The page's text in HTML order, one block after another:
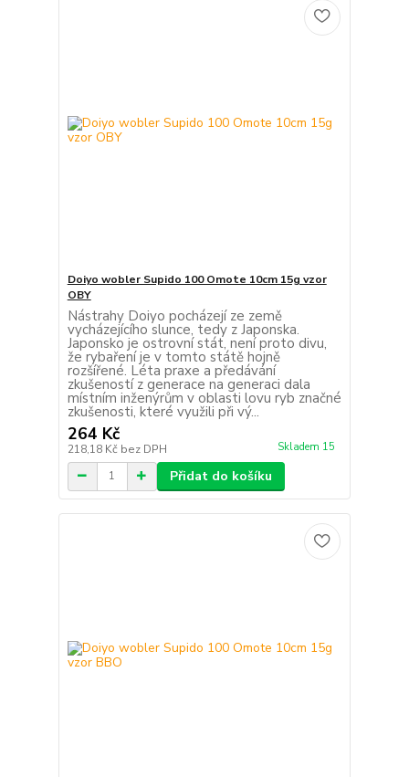
Doiyo wobler Supido 100 Omote 10cm 15g vzor
OBY
Nástrahy Doiyo pocházejí ze země
vycházejícího slunce, tedy z Japonska.
Japonsko je ostrovní stát, není proto divu,
že rybaření je v tomto státě hojně
rozšířené. Léta praxe a předávání
zkušeností z generace na generaci dala
místním inženýrům v oblasti lovu ryb značné
zkušenosti, které využili při vý...
264 Kč
218,18 Kč bez DPH Skladem 15
Přidat do košíku